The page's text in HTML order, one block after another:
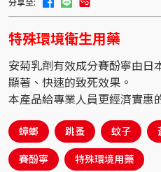
特殊環境衛生用藥
安菊乳劑有效成分賽酚寧由日
顯著、快速的致死效果。
本產品給專業人員更經濟實惠
蟑螂 跳蚤 蚊子
賽酚寧
特殊環境用藥